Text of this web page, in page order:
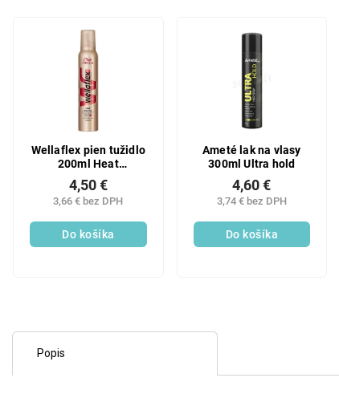
Wellaflex pien tužidlo
200ml Heat
protection Ultra
3,66 € bez DPH
4,50 €
Do košíka
Ameté lak na vlasy
300ml Ultra hold
3,74 € bez DPH
4,60 €
Do košíka
Popis